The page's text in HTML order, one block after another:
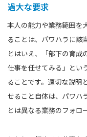
過大な要求
本人の能力や業務範囲を
ることは、パワハラに該
とはいえ、「部下の育成
仕事を任せてみる」とい
ることです。適切な説明
せること自体は、パワハ
とは異なる業務のフォロ